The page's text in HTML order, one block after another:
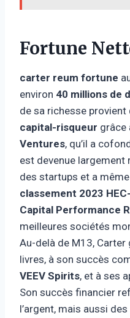
Fortune
carter reum fortune
environ 40 millions de
de sa richesse
capital-risqueur grâce
Ventures, qu’il a
est devenue largement
des startups et a
classement 2023
Capital Performance
meilleures sociétés
Au-delà de M13,
livres, à son succès
VEEV Spirits, et à ses
Son succès financier
l’argent, mais aussi